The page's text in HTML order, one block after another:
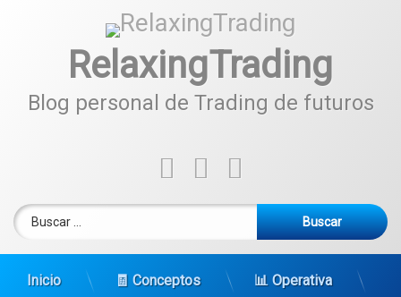
RelaxingTrading
Blog personal de Trading de futuros
FacebookInstagram
Inicio 🧾 Conceptos 📊 Operativa